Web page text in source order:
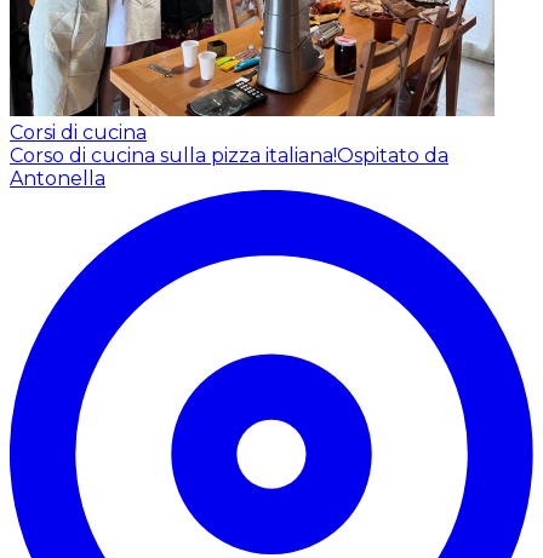
Corsi di cucina
Corso di cucina sulla pizza italiana!Ospitato da
Antonella